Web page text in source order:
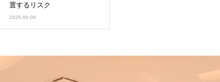
置するリスク
2025.06.09